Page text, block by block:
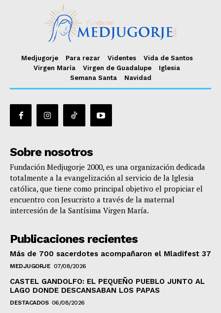
Medjugorje Para rezar Videntes
Vida de Santos
Virgen María
Virgen de Guadalupe
Iglesia
Semana Santa
Navidad
Sobre nosotros
Fundación Medjugorje 2000, es una organización dedicada
totalmente a la evangelización al servicio de la Iglesia
católica, que tiene como principal objetivo el propiciar el
encuentro con Jesucristo a través de la maternal
intercesión de la Santísima Virgen María.
Publicaciones recientes
Más de 700 sacerdotes acompañaron el Mladifest 37
MEDJUGORJE 07/08/2026
CASTEL GANDOLFO: EL PEQUEÑO PUEBLO JUNTO AL
LAGO DONDE DESCANSABAN LOS PAPAS
DESTACADOS 06/08/2026